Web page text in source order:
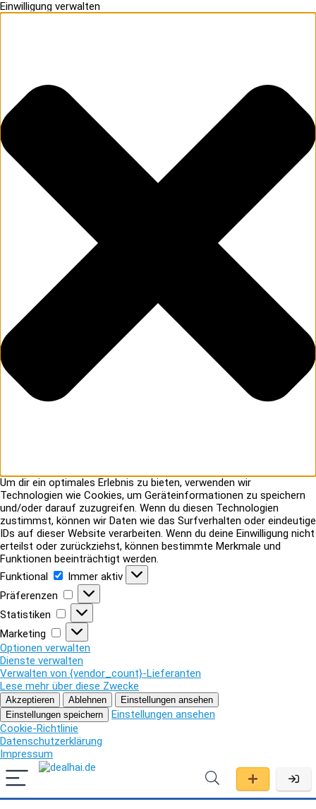
Einwilligung verwalten
Um dir ein optimales Erlebnis zu bieten, verwenden wir
Technologien wie Cookies, um Geräteinformationen zu speichern
und/oder darauf zuzugreifen. Wenn du diesen Technologien
zustimmst, können wir Daten wie das Surfverhalten oder eindeutige
IDs auf dieser Website verarbeiten. Wenn du deine Einwilligung nicht
erteilst oder zurückziehst, können bestimmte Merkmale und
Funktionen beeinträchtigt werden.
Funktional
Funktional
Immer aktiv
Präferenzen
Präferenzen
Statistiken
Statistiken
Marketing
Marketing
Optionen verwalten
Dienste verwalten
Verwalten von {vendor_count}-Lieferanten
Lese mehr über diese Zwecke
Akzeptieren Ablehnen
Einstellungen ansehen
Einstellungen speichern
Einstellungen ansehen
Cookie-Richtlinie
Datenschutzerklärung
Impressum